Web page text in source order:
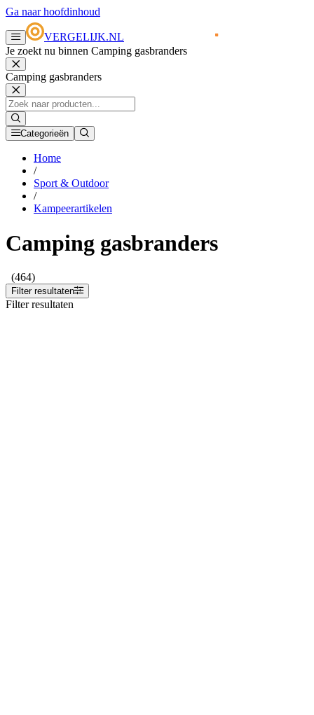
Ga naar hoofdinhoud
VERGELIJK.NL
Je zoekt nu binnen Camping gasbranders
Camping gasbranders
Categorieën
Home
/
Sport & Outdoor
/
Kampeerartikelen
Camping gasbranders
(464)
Filter resultaten
Filter resultaten